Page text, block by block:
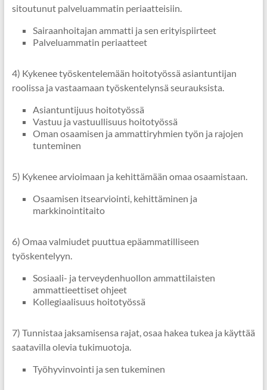
sitoutunut palveluammatin periaatteisiin.
Sairaanhoitajan ammatti ja sen erityispiirteet
Palveluammatin periaatteet
4) Kykenee työskentelemään hoitotyössä asiantuntijan
roolissa ja vastaamaan työskentelynsä seurauksista.
Asiantuntijuus hoitotyössä
Vastuu ja vastuullisuus hoitotyössä
Oman osaamisen ja ammattiryhmien työn ja rajojen
tunteminen
5) Kykenee arvioimaan ja kehittämään omaa osaamistaan.
Osaamisen itsearviointi, kehittäminen ja
markkinointitaito
6) Omaa valmiudet puuttua epäammatilliseen
työskentelyyn.
Sosiaali- ja terveydenhuollon ammattilaisten
ammattieettiset ohjeet
Kollegiaalisuus hoitotyössä
7) Tunnistaa jaksamisensa rajat, osaa hakea tukea ja käyttää
saatavilla olevia tukimuotoja.
Työhyvinvointi ja sen tukeminen